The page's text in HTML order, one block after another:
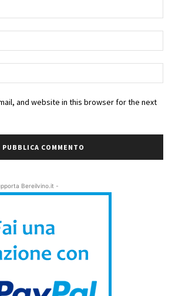
and website in this browser for the next
Bereilvino.it -